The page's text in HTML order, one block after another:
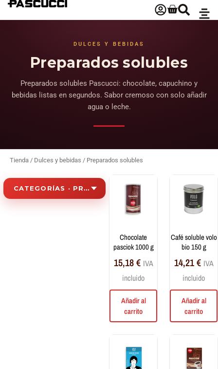
DULCES Y BEBIDAS
Preparados solubles
Preparados solubles Pascucci: chocolate, capuchino y
bebidas listas en segundos. Sabor cremoso con solo añadir
agua o leche.
Tienda / Dulces y bebidas / Preparados solubles
CATEGORÍAS · PREPARADOS SOLUBLES
chocolate
pasciok 1000 g
15,18€ IVA
incluido
Añadir al
carrito
café soluble volo
bio 150 g
14,21€ IVA
incluido
Añadir al
carrito